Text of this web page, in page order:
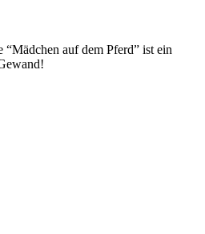
auf dem Pferd” ist ein